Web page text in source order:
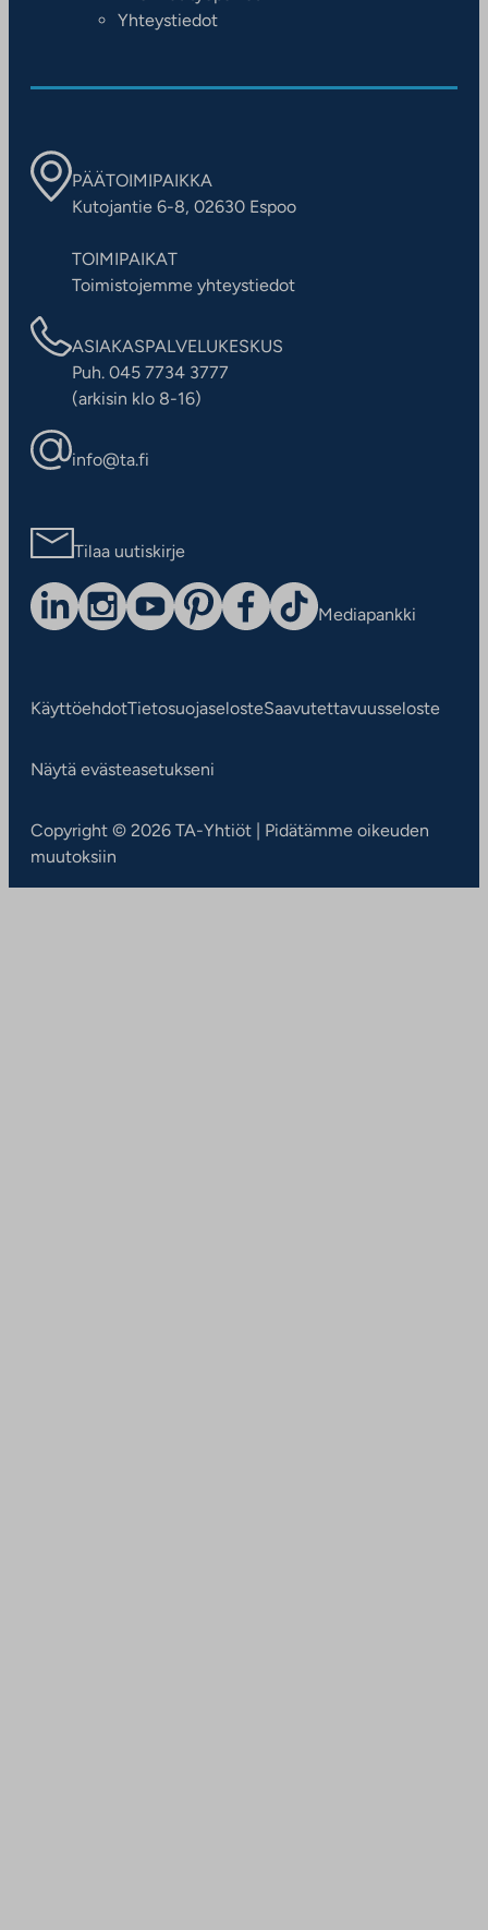
Yhteystiedot
PÄÄTOIMIPAIKKA
Kutojantie 6-8, 02630 Espoo
TOIMIPAIKAT
Toimistojemme yhteystiedot
ASIAKASPALVELUKESKUS
Puh. 045 7734 3777
(arkisin klo 8-16)
info@ta.fi
Tilaa uutiskirje
Mediapankki
KäyttöehdotTietosuojaselosteSaavutettavuusseloste
Näytä evästeasetukseni
Copyright © 2026 TA-Yhtiöt | Pidätämme oikeuden
muutoksiin